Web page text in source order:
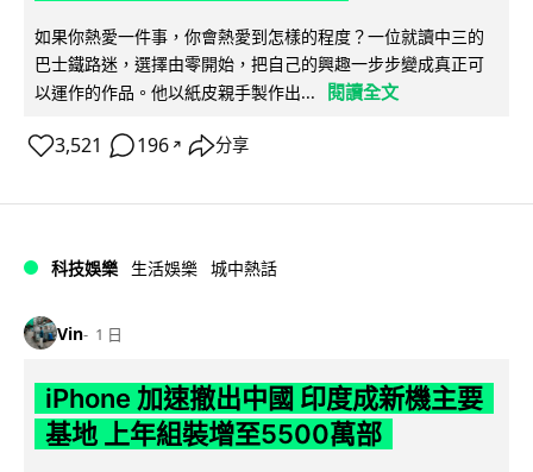
如果你熱愛一件事，你會熱愛到怎樣的程度？一位就讀中三的
巴士鐵路迷，選擇由零開始，把自己的興趣一步步變成真正可
以運作的作品。他以紙皮親手製作出...
閱讀全文
3,521 196 ↗ 分享
科技娛樂 生活娛樂 城中熱話
Vin 1 日
iPhone 加速撤出中國 印度成新機主要
基地 上年組裝增至5500萬部